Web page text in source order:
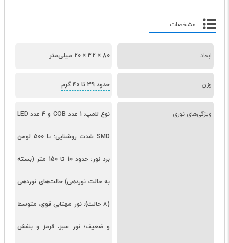
مشخصات
ابعاد 80 × 32 × 20 میلی‌متر
وزن حدود 39 تا 40 گرم
ویژگی‌های نوری نوع لامپ: 1 عدد COB و 4 عدد LED
SMD شدت روشنایی: تا 500 لومن
برد نور: حدود 10 تا 150 متر (بسته
به حالت نوردهی) حالت‌های نوردهی
(8 حالت): نور مهتابی قوی، متوسط
و ضعیف؛ نور سبز، قرمز و بنفش